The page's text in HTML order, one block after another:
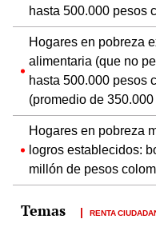
hasta 500.000 pesos
Hogares en pobreza
alimentaria (que no
hasta 500.000 pesos
(promedio de
Hogares en pobreza
logros establecidos:
millón de pesos
RENTA